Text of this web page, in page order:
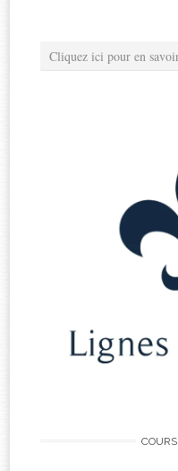
Cliquez ici pour en
COURS